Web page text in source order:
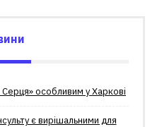
особливим у Харкові
є вирішальними для